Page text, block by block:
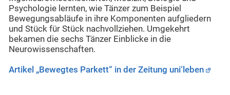
Psychologie lernten, wie Tänzer zum Beispiel
Bewegungsabläufe in ihre Komponenten aufgliedern
und Stück für Stück nachvollziehen. Umgekehrt
bekamen die sechs Tänzer Einblicke in die
Neurowissenschaften.
Artikel „Bewegtes Parkett“ in der Zeitung uni‘leben